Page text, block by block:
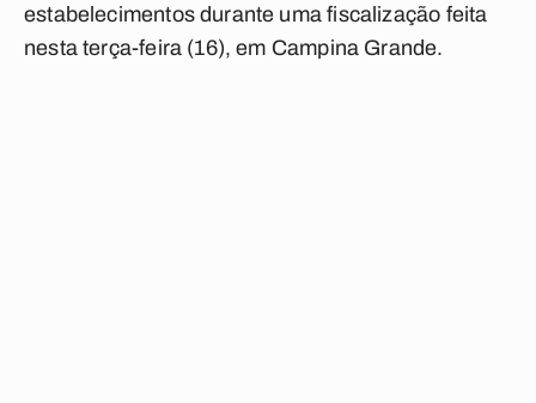
estabelecimentos durante uma fiscalização feita
nesta terça-feira (16), em Campina Grande.